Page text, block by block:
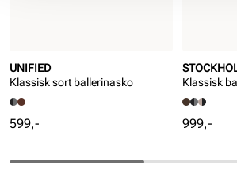
UNIFIED
Klassisk sort ballerinasko
Pris
599,-
Klassisk
Pris
999,-